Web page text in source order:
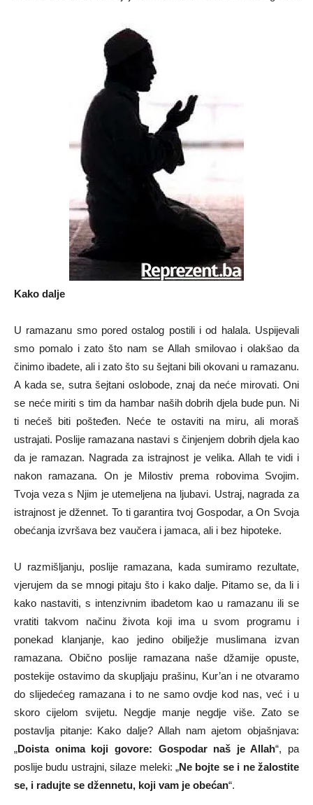
Kako dalje
U ramazanu smo pored ostalog postili i od halala. Uspijevali
smo pomalo i zato što nam se Allah smilovao i olakšao da
činimo ibadete, ali i zato što su šejtani bili okovani u ramazanu.
A kada se, sutra šejtani oslobode, znaj da neće mirovati. Oni
se neće miriti s tim da hambar naših dobrih djela bude pun. Ni
ti nećeš biti pošteđen. Neće te ostaviti na miru, ali moraš
ustrajati. Poslije ramazana nastavi s činjenjem dobrih djela kao
da je ramazan. Nagrada za istrajnost je velika. Allah te vidi i
nakon ramazana. On je Milostiv prema robovima Svojim.
Tvoja veza s Njim je utemeljena na ljubavi. Ustraj, nagrada za
istrajnost je džennet. To ti garantira tvoj Gospodar, a On Svoja
obećanja izvršava bez vaučera i jamaca, ali i bez hipoteke.
U razmišljanju, poslije ramazana, kada sumiramo rezultate,
vjerujem da se mnogi pitaju što i kako dalje. Pitamo se, da li i
kako nastaviti, s intenzivnim ibadetom kao u ramazanu ili se
vratiti takvom načinu života koji ima u svom programu i
ponekad klanjanje, kao jedino obilježje muslimana izvan
ramazana. Obično poslije ramazana naše džamije opuste,
postekije ostavimo da skupljaju prašinu, Kur’an i ne otvaramo
do slijedećeg ramazana i to ne samo ovdje kod nas, već i u
skoro cijelom svijetu. Negdje manje negdje više. Zato se
postavlja pitanje: Kako dalje? Allah nam ajetom objašnjava:
„Doista onima koji govore: Gospodar naš je Allah“, pa
poslije budu ustrajni, silaze meleki: „Ne bojte se i ne žalostite
se, i radujte se džennetu, koji vam je obećan“.